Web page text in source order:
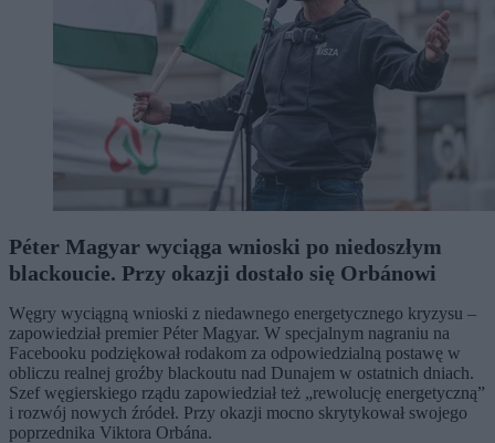
Péter Magyar wyciąga wnioski po niedoszłym
blackoucie. Przy okazji dostało się Orbánowi
Węgry wyciągną wnioski z niedawnego energetycznego kryzysu –
zapowiedział premier Péter Magyar. W specjalnym nagraniu na
Facebooku podziękował rodakom za odpowiedzialną postawę w
obliczu realnej groźby blackoutu nad Dunajem w ostatnich dniach.
Szef węgierskiego rządu zapowiedział też „rewolucję energetyczną”
i rozwój nowych źródeł. Przy okazji mocno skrytykował swojego
poprzednika Viktora Orbána.